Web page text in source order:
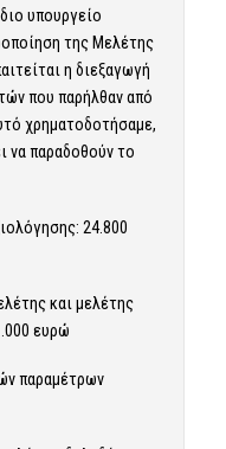
υπουργείο
της Μελέτης
η διεξαγωγή
που παρήλθαν από
χρηματοδοτήσαμε,
να παραδοθούν το
24.800
και μελέτης
ευρώ
παραμέτρων